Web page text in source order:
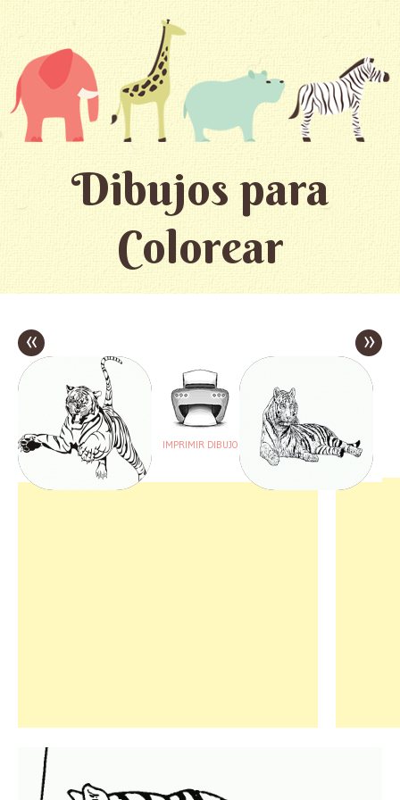
Dibujos para
Colorear
«
IMPRIMIR DIBUJO
»